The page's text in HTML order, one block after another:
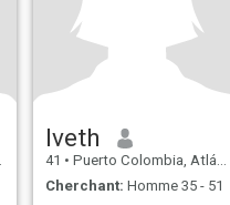
Iveth
41 • Puerto Colombia, Atlántico, Colombie
Cherchant: Homme 35 - 51